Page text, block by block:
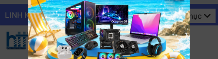
LINH KIỆN MÁY TÍNH Danh mục